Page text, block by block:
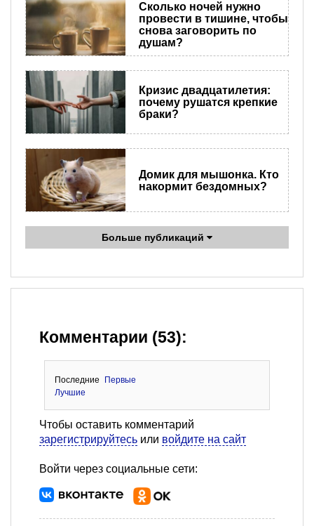
Сколько ночей нужно
провести в тишине, чтобы
снова заговорить по
душам?
Кризис двадцатилетия:
почему рушатся крепкие
браки?
Домик для мышонка. Кто
накормит бездомных?
Больше публикаций
Комментарии (53):
Последние
Первые
Лучшие
Чтобы оставить комментарий
зарегистрируйтесь или войдите на сайт
Войти через социальные сети: